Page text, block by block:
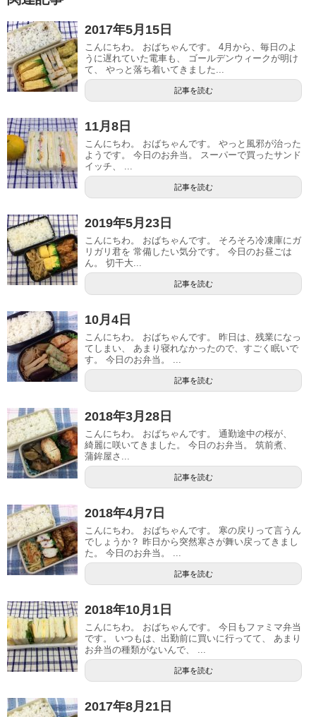
2017年5月15日
こんにちわ。 おばちゃんです。 4月から、毎日のよ
うに遅れていた電車も、 ゴールデンウィークが明け
て、 やっと落ち着いてきました...
記事を読む
11月8日
こんにちわ。 おばちゃんです。 やっと風邪が治った
ようです。 今日のお弁当。 スーパーで買ったサンド
イッチ、 ...
記事を読む
2019年5月23日
こんにちわ。 おばちゃんです。 そろそろ冷凍庫にガ
リガリ君を 常備したい気分です。 今日のお昼ごは
ん。 切干大...
記事を読む
10月4日
こんにちわ。 おばちゃんです。 昨日は、残業になっ
てしまい、 あまり寝れなかったので、すごく眠いで
す。 今日のお弁当。 ...
記事を読む
2018年3月28日
こんにちわ。 おばちゃんです。 通勤途中の桜が、
綺麗に咲いてきました。 今日のお弁当。 筑前煮、
蒲鉾屋さ...
記事を読む
2018年4月7日
こんにちわ。 おばちゃんです。 寒の戻りって言うん
でしょうか？ 昨日から突然寒さが舞い戻ってきまし
た。 今日のお弁当。 ...
記事を読む
2018年10月1日
こんにちわ。 おばちゃんです。 今日もファミマ弁当
です。 いつもは、出勤前に買いに行ってて、 あまり
お弁当の種類がないんで、 ...
記事を読む
2017年8月21日